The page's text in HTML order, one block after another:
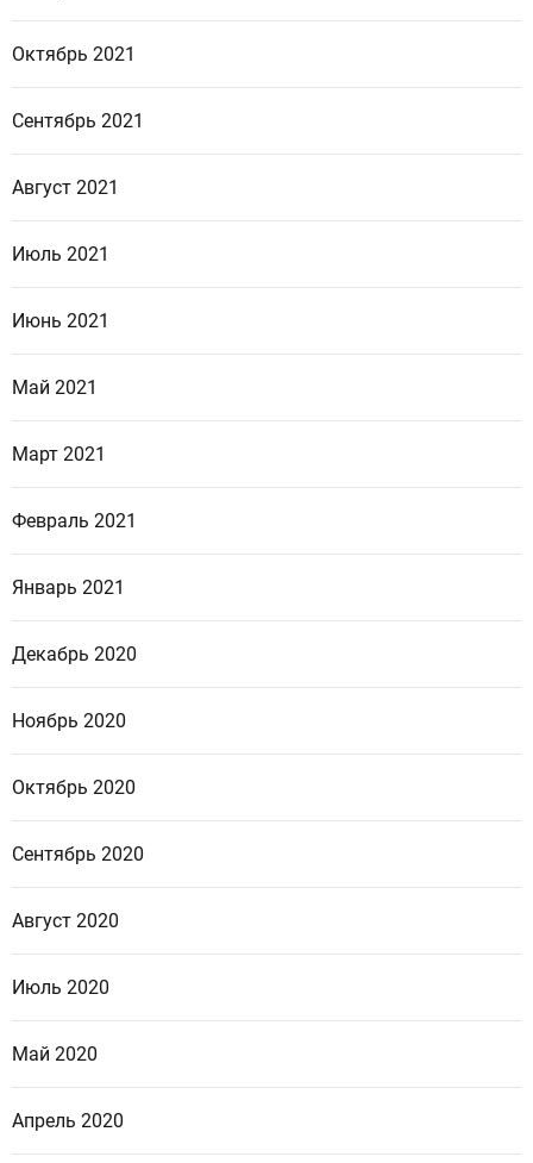
Октябрь 2021
Сентябрь 2021
Август 2021
Июль 2021
Июнь 2021
Май 2021
Март 2021
Февраль 2021
Январь 2021
Декабрь 2020
Ноябрь 2020
Октябрь 2020
Сентябрь 2020
Август 2020
Июль 2020
Май 2020
Апрель 2020